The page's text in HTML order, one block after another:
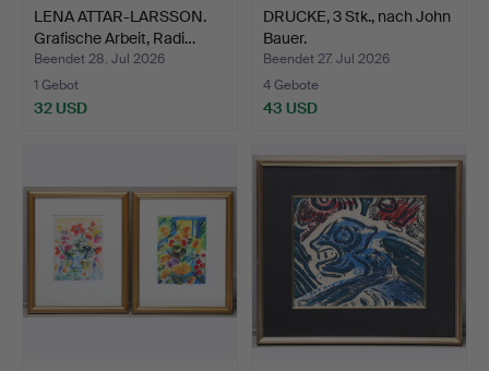
LENA ATTAR-LARSSON.
Grafische Arbeit, Radi…
Beendet 28. Jul 2026
1 Gebot
32 USD
DRUCKE, 3 Stk., nach John
Bauer.
Beendet 27. Jul 2026
4 Gebote
43 USD